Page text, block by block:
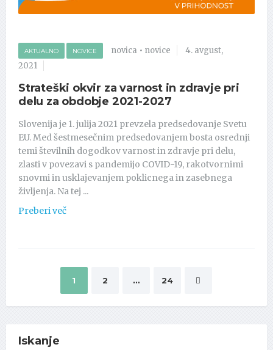
AKTUALNO NOVICE novica • novice
4. avgust,
2021
Strateški okvir za varnost in zdravje pri
delu za obdobje 2021-2027
Slovenija je 1. julija 2021 prevzela predsedovanje Svetu
EU. Med šestmesečnim predsedovanjem bosta osrednji
temi številnih dogodkov varnost in zdravje pri delu,
zlasti v povezavi s pandemijo COVID-19, rakotvornimi
snovmi in usklajevanjem poklicnega in zasebnega
življenja. Na tej ...
Preberi več
Navigacija prispevkov
1 2 … 24
Iskanje